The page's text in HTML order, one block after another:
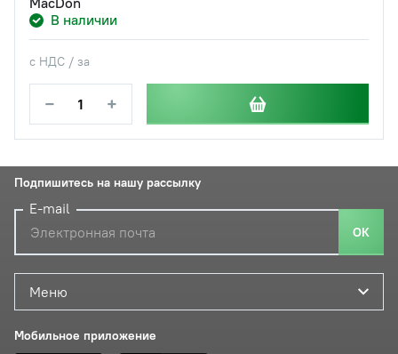
В наличии
с НДС / за
− +
Меню
Мобильное приложение
Подпишитесь на нашу рассылку
E-mail
ОК